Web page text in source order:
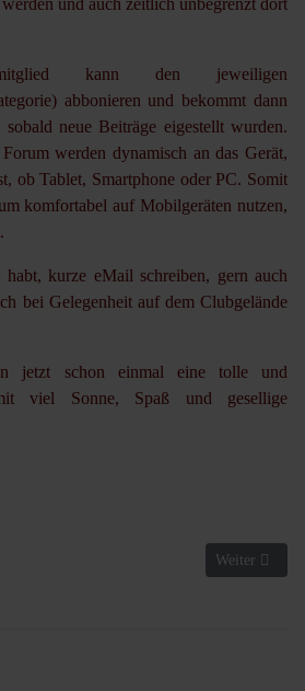
und auch zeitlich unbegrenzt dort
kann den jeweiligen
abbonieren und bekommt dann
neue Beiträge eigestellt wurden.
werden dynamisch an das Gerät,
ob Tablet, Smartphone oder PC. Somit
komfortabel auf Mobilgeräten nutzen,
habt, kurze eMail schreiben, gern auch
bei Gelegenheit auf dem Clubgelände
jetzt schon einmal eine tolle und
viel Sonne, Spaß und gesellige
Nächster
Weiter